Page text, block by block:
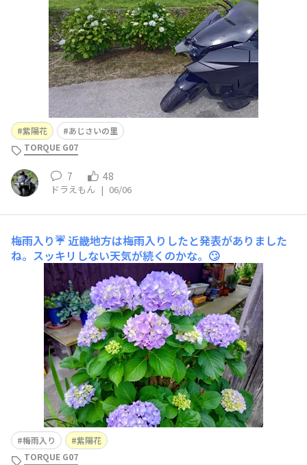
紫陽花
あじさいの里
TORQUE G07
7 48
ドラえもん | 06/06
梅雨入り☔ 近畿地方は梅雨入りしたと発表がありました
ね。スッキリしない天気が続くのかな。🙄
梅雨入り
紫陽花
TORQUE G07